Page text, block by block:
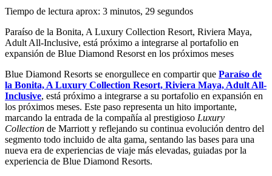
Tiempo de lectura aprox: 3 minutos, 29 segundos
Paraíso de la Bonita, A Luxury Collection Resort, Riviera Maya,
Adult All-Inclusive, está próximo a integrarse al portafolio en
expansión de Blue Diamond Resorst en los próximos meses
Blue Diamond Resorts se enorgullece en compartir que Paraíso de
la Bonita, A Luxury Collection Resort, Riviera Maya, Adult All-
Inclusive, está próximo a integrarse a su portafolio en expansión en
los próximos meses. Este paso representa un hito importante,
marcando la entrada de la compañía al prestigioso Luxury
Collection de Marriott y reflejando su continua evolución dentro del
segmento todo incluido de alta gama, sentando las bases para una
nueva era de experiencias de viaje más elevadas, guiadas por la
experiencia de Blue Diamond Resorts.